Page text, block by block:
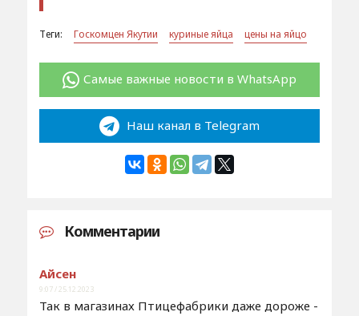
Теги: Госкомцен Якутии куриные яйца цены на яйцо
Самые важные новости в WhatsApp
Наш канал в Telegram
Комментарии
Айсен
9:07 / 25.12.2023
Так в магазинах Птицефабрики даже дороже -